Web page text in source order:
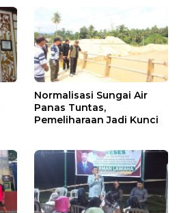
Normalisasi Sungai Air
Panas Tuntas,
Pemeliharaan Jadi Kunci